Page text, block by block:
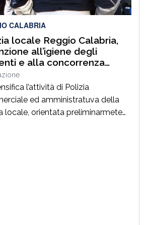
CALABRIA
locale Reggio Calabria,
all’igiene degli
e alla concorrenza
Sanzioni, sequestri e
urbanol’attività di Polizia
ed amministratuva della
locale, orientata preliminarmete